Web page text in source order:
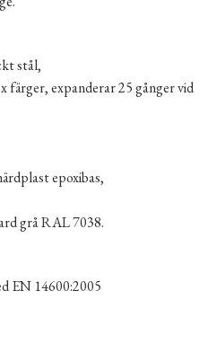
stål,
färger, expanderar 25 gånger vid
epoxibas,
grå RAL 7038.
EN 14600:2005